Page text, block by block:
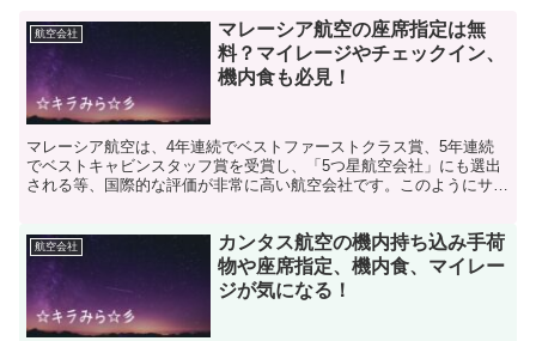
航空会社
マレーシア航空の座席指定は無
料？マイレージやチェックイン、
機内食も必見！
マレーシア航空は、4年連続でベストファーストクラス賞、5年連続
でベストキャビンスタッフ賞を受賞し、「5つ星航空会社」にも選出
される等、国際的な評価が非常に高い航空会社です。このようにサー
航空会社
カンタス航空の機内持ち込み手荷
物や座席指定、機内食、マイレー
ジが気になる！